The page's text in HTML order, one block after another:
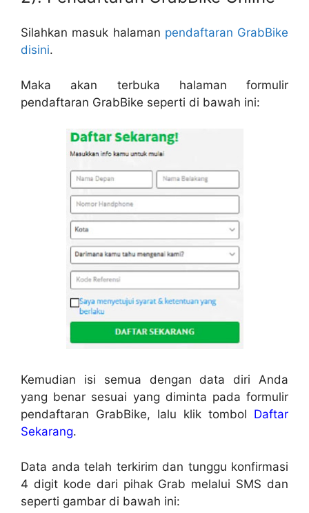
Silahkan masuk halaman pendaftaran GrabBike
disini.
Maka akan terbuka halaman formulir
pendaftaran GrabBike seperti di bawah ini:
Kemudian isi semua dengan data diri Anda
yang benar sesuai yang diminta pada formulir
pendaftaran GrabBike, lalu klik tombol Daftar
Sekarang.
Data anda telah terkirim dan tunggu konfirmasi
4 digit kode dari pihak Grab melalui SMS dan
seperti gambar di bawah ini: